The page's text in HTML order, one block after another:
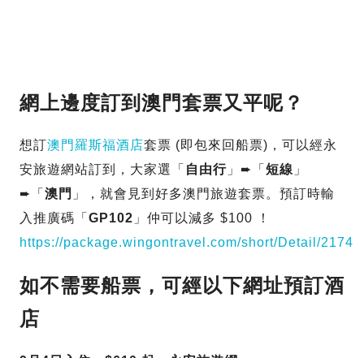
網上邊度訂到澳門套票又平呢？
想訂澳門羅斯福酒店套票 (即包來回船票)，可以經永
安旅遊網站訂到，大家選「 自由行 」➨「 短線 」
➨「 澳門 」，就會見到好多澳門旅遊套票。預訂時輸
入推廣碼「 GP102 」仲可以減多 $100 ！
https://package.wingontravel.com/short/Detail/2174
如不需要船票，可經以下網址預訂酒
店